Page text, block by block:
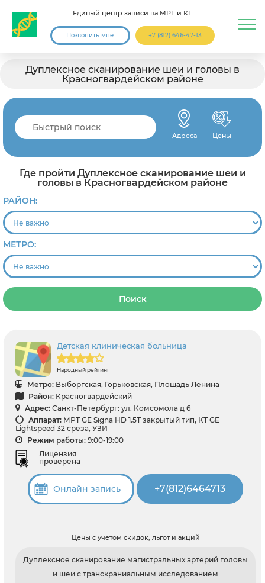
Единый центр записи на МРТ и КТ
Позвонить мне +7 (812) 646-47-13
Дуплексное сканирование шеи и головы в
Красногвардейском районе
Адреса Цены
Где пройти Дуплексное сканирование шеи и
головы в Красногвардейском районе
РАЙОН:
МЕТРО:
Поиск
Детская клиническая больница
Народный рейтинг
Метро: Выборгская, Горьковская, Площадь Ленина
Район: Красногвардейский
Адрес: Санкт-Петербург: ул. Комсомола д 6
Аппарат: МРТ GE Signa HD 1.5T закрытый тип, КТ GE
Lightspeed 32 среза, УЗИ
Режим работы: 9:00-19:00
Лицензия
проверена
Онлайн запись +7(812)6464713
Цены с учетом скидок, льгот и акций
Дуплексное сканирование магистральных артерий головы
и шеи с транскраниальным исследованием